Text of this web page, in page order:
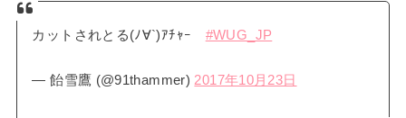
カットされとる(ﾉ∀`)ｱﾁｬｰ #WUG_JP
— 飴雪鷹 (@91thammer) 2017年10月23日